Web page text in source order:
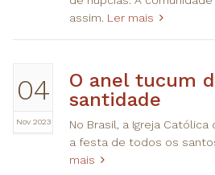
assim. Ler mais
04
Nov 2023
O anel tucum
santidade
No Brasil, a Igreja
a festa de todos os
mais